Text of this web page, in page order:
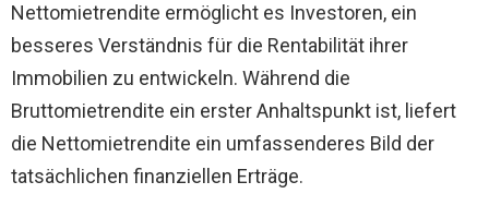
Nettomietrendite ermöglicht es Investoren, ein
besseres Verständnis für die Rentabilität ihrer
Immobilien zu entwickeln. Während die
Bruttomietrendite ein erster Anhaltspunkt ist, liefert
die Nettomietrendite ein umfassenderes Bild der
tatsächlichen finanziellen Erträge.